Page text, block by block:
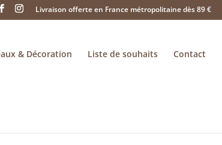
Livraison offerte en France métropolitaine dès 89 €
& Décoration Liste de souhaits Contact